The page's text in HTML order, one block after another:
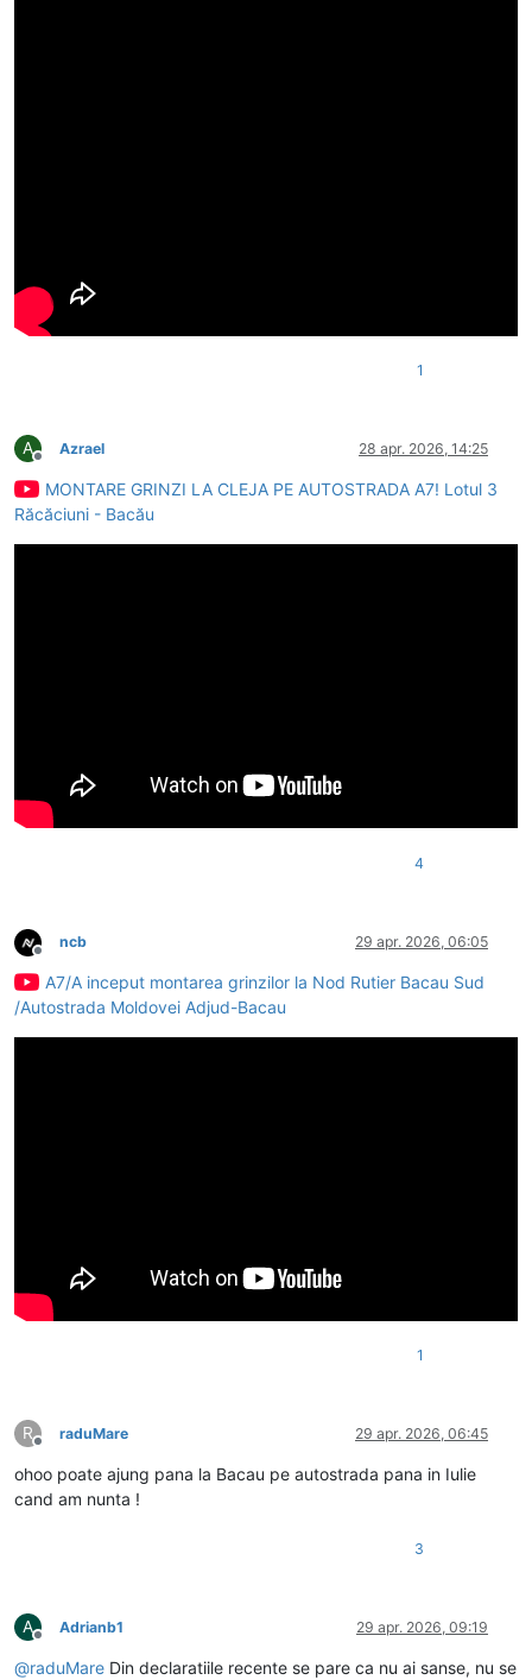
1
A
Deconectat
Azrael 28 apr. 2026, 14:25
MONTARE GRINZI LA CLEJA PE AUTOSTRADA A7! Lotul 3
Răcăciuni - Bacău
4
Deconectat
ncb 29 apr. 2026, 06:05
A7/A inceput montarea grinzilor la Nod Rutier Bacau Sud
/Autostrada Moldovei Adjud-Bacau
1
R
Deconectat
raduMare 29 apr. 2026, 06:45
ohoo poate ajung pana la Bacau pe autostrada pana in Iulie
cand am nunta !
3
A
Deconectat
Adrianb1 29 apr. 2026, 09:19
@raduMare Din declaratiile recente se pare ca nu ai sanse, nu se